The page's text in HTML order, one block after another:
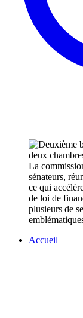
La
sénateurs,
ce qui
de loi de
plusieurs de
Accueil